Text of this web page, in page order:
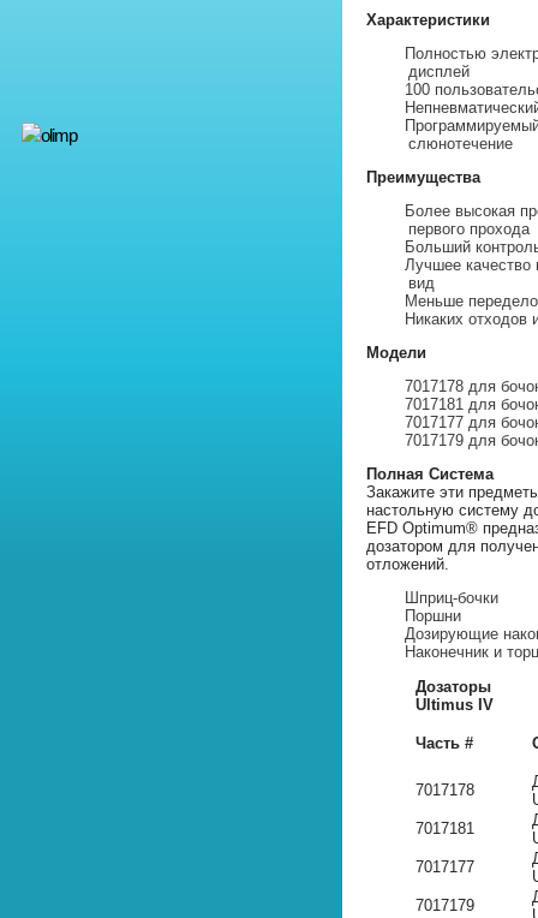
Характеристики
Полностью
дисплей
100
слюнотечение
Преимущества
Более высокая
первого прохода
Больший
Лучшее качество
вид
Меньше
Никаких отходов
Модели
7017178 для
7017181 для
7017177 для
7017179 для
Полная Система
Закажите эти
настольную систему
EFD Optimum®
дозатором для
отложений.
Шприц-бочки
Поршни
Дозирующие
Наконечник и
Дозаторы
Ultimus IV
Часть #
7017178
7017181
7017177
7017179